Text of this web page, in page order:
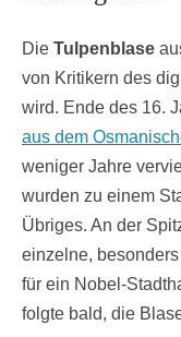
Die Tulpenblase
von Kritikern des
wird. Ende des 16.
aus dem
weniger Jahre
wurden zu einem
Übriges. An der
einzelne,
für ein Nobel-
folgte bald, die